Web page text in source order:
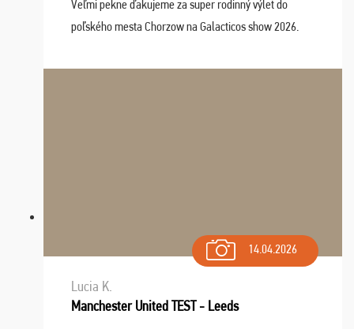
Veľmi pekne ďakujeme za super rodinný výlet do
poľského mesta Chorzow na Galacticos show 2026.
Navštívili sme aj zábavný park Legendia, previe ...
14.04.2026
Lucia K.
Manchester United TEST - Leeds